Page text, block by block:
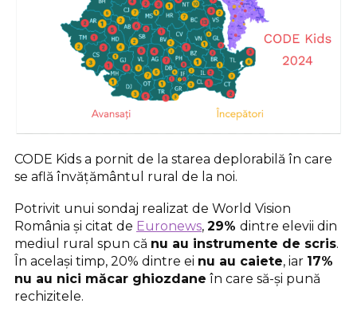
CODE Kids a pornit de la starea deplorabilă în care
se află învățământul rural de la noi.
Potrivit unui sondaj realizat de World Vision
România și citat de Euronews, 29% dintre elevii din
mediul rural spun că nu au instrumente de scris.
În același timp, 20% dintre ei nu au caiete, iar 17%
nu au nici măcar ghiozdane în care să-și pună
rechizitele.